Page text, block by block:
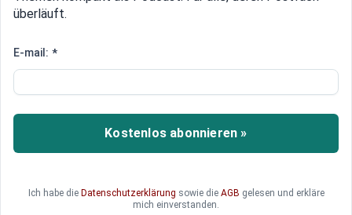
Hoffnung der IG Metall zerschlagen
Großaktionär Voith verkauft
Kuka-Anteile an chinesische
Investoren
Der schwäbische Maschinen- und Anlagenbauer
Roboterbauer Kuka. Der Anteil von 25,1 Prozent
geht an den chinesischen Hausgerätehersteller
überläuft.
E-mail: *
Kostenlos abonnieren »
Ich habe die Datenschutzerklärung sowie die AGB gelesen und erkläre
mich einverstanden.